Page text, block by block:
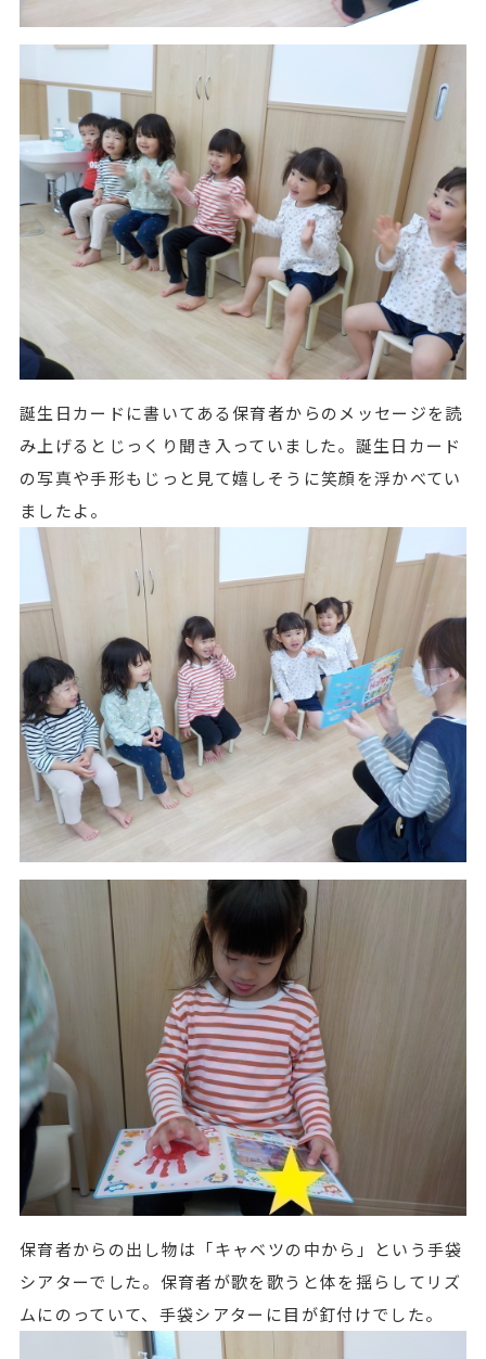
誕生日カードに書いてある保育者からのメッセージを読
み上げるとじっくり聞き入っていました。誕生日カード
の写真や手形もじっと見て嬉しそうに笑顔を浮かべてい
ましたよ。
保育者からの出し物は「キャベツの中から」という手袋
シアターでした。保育者が歌を歌うと体を揺らしてリズ
ムにのっていて、手袋シアターに目が釘付けでした。